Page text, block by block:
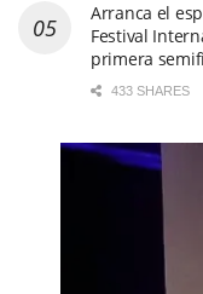
Arranca el
Festival
primera
433 SHARES